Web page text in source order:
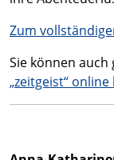
Zum
Sie können auch
„zeitgeist“